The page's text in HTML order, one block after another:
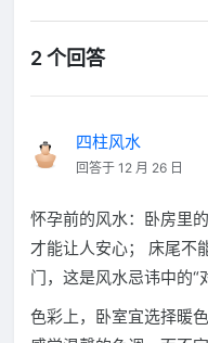
2 个回答
四柱风水
回答于 12 月 26 日
怀孕前的风水：卧房里
才能让人安心； 床尾不
门，这是风水忌讳中的“
色彩上，卧室宜选择暖